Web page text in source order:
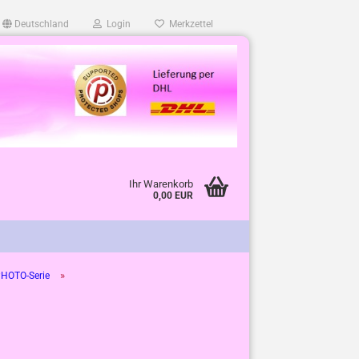
Deutschland Login Merkzettel
Ihr Warenkorb
0,00 EUR
Serie »